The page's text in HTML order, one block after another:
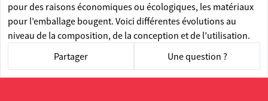
pour des raisons économiques ou écologiques, les matériaux
pour l’emballage bougent. Voici différentes évolutions au
niveau de la composition, de la conception et de l’utilisation.
Partager
Une question ?